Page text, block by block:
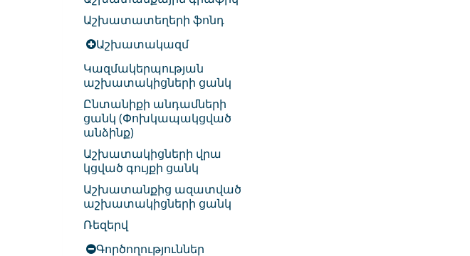
Աշխատատեղերի ֆոնդ
Աշխատակազմ
Կազմակերպության
աշխատակիցների ցանկ
Ընտանիքի անդամների
ցանկ (Փոխկապակցված
անձինք)
Աշխատակիցների վրա
կցված գույքի ցանկ
Աշխատանքից ազատված
աշխատակիցների ցանկ
Ռեզերվ
Գործողություններ